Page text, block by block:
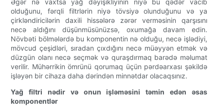
Əgər nə vaxtsa yağ dəyişikliyinin niyə bu qədər vacib
olduğunu, fərqli filtrlərin niyə tövsiyə olunduğunu və ya
çirkləndiricilərin daxili hissələrə zərər verməsinin qarşısını
necə aldığını düşünmüsünüzsə, oxumağa davam edin.
Növbəti bölmələrdə bu komponentin nə olduğu, necə işlədiyi,
mövcud çeşidləri, sıradan çıxdığını necə müəyyən etmək və
düzgün olanı necə seçmək və quraşdırmaq barədə məlumat
verilir. Mühərrikin ömrünü qorumaq üçün pərdəarxası şəkildə
işləyən bir cihaza daha dərindən minnətdar olacaqsınız.
Yağ filtri nədir və onun işləməsini təmin edən əsas
komponentlər